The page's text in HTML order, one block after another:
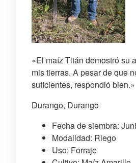
«El maíz Titán demostró su
mis tierras. A pesar de que
suficientes, respondió bien.»
Durango, Durango
Fecha de siembra:
Modalidad: Riego
Uso: Forraje